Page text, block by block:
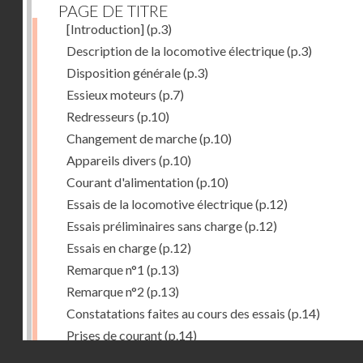
PAGE DE TITRE
[Introduction](p.3)
Description de la locomotive électrique(p.3)
Disposition générale(p.3)
Essieux moteurs (p.7)
Redresseurs (p.10)
Changement de marche(p.10)
Appareils divers (p.10)
Courant d'alimentation(p.10)
Essais de la locomotive électrique(p.12)
Essais préliminaires sans charge(p.12)
Essais en charge(p.12)
Remarque n°1 (p.13)
Remarque n°2 (p.13)
Constatations faites au cours des essais (p.14)
Prises de courant(p.14)